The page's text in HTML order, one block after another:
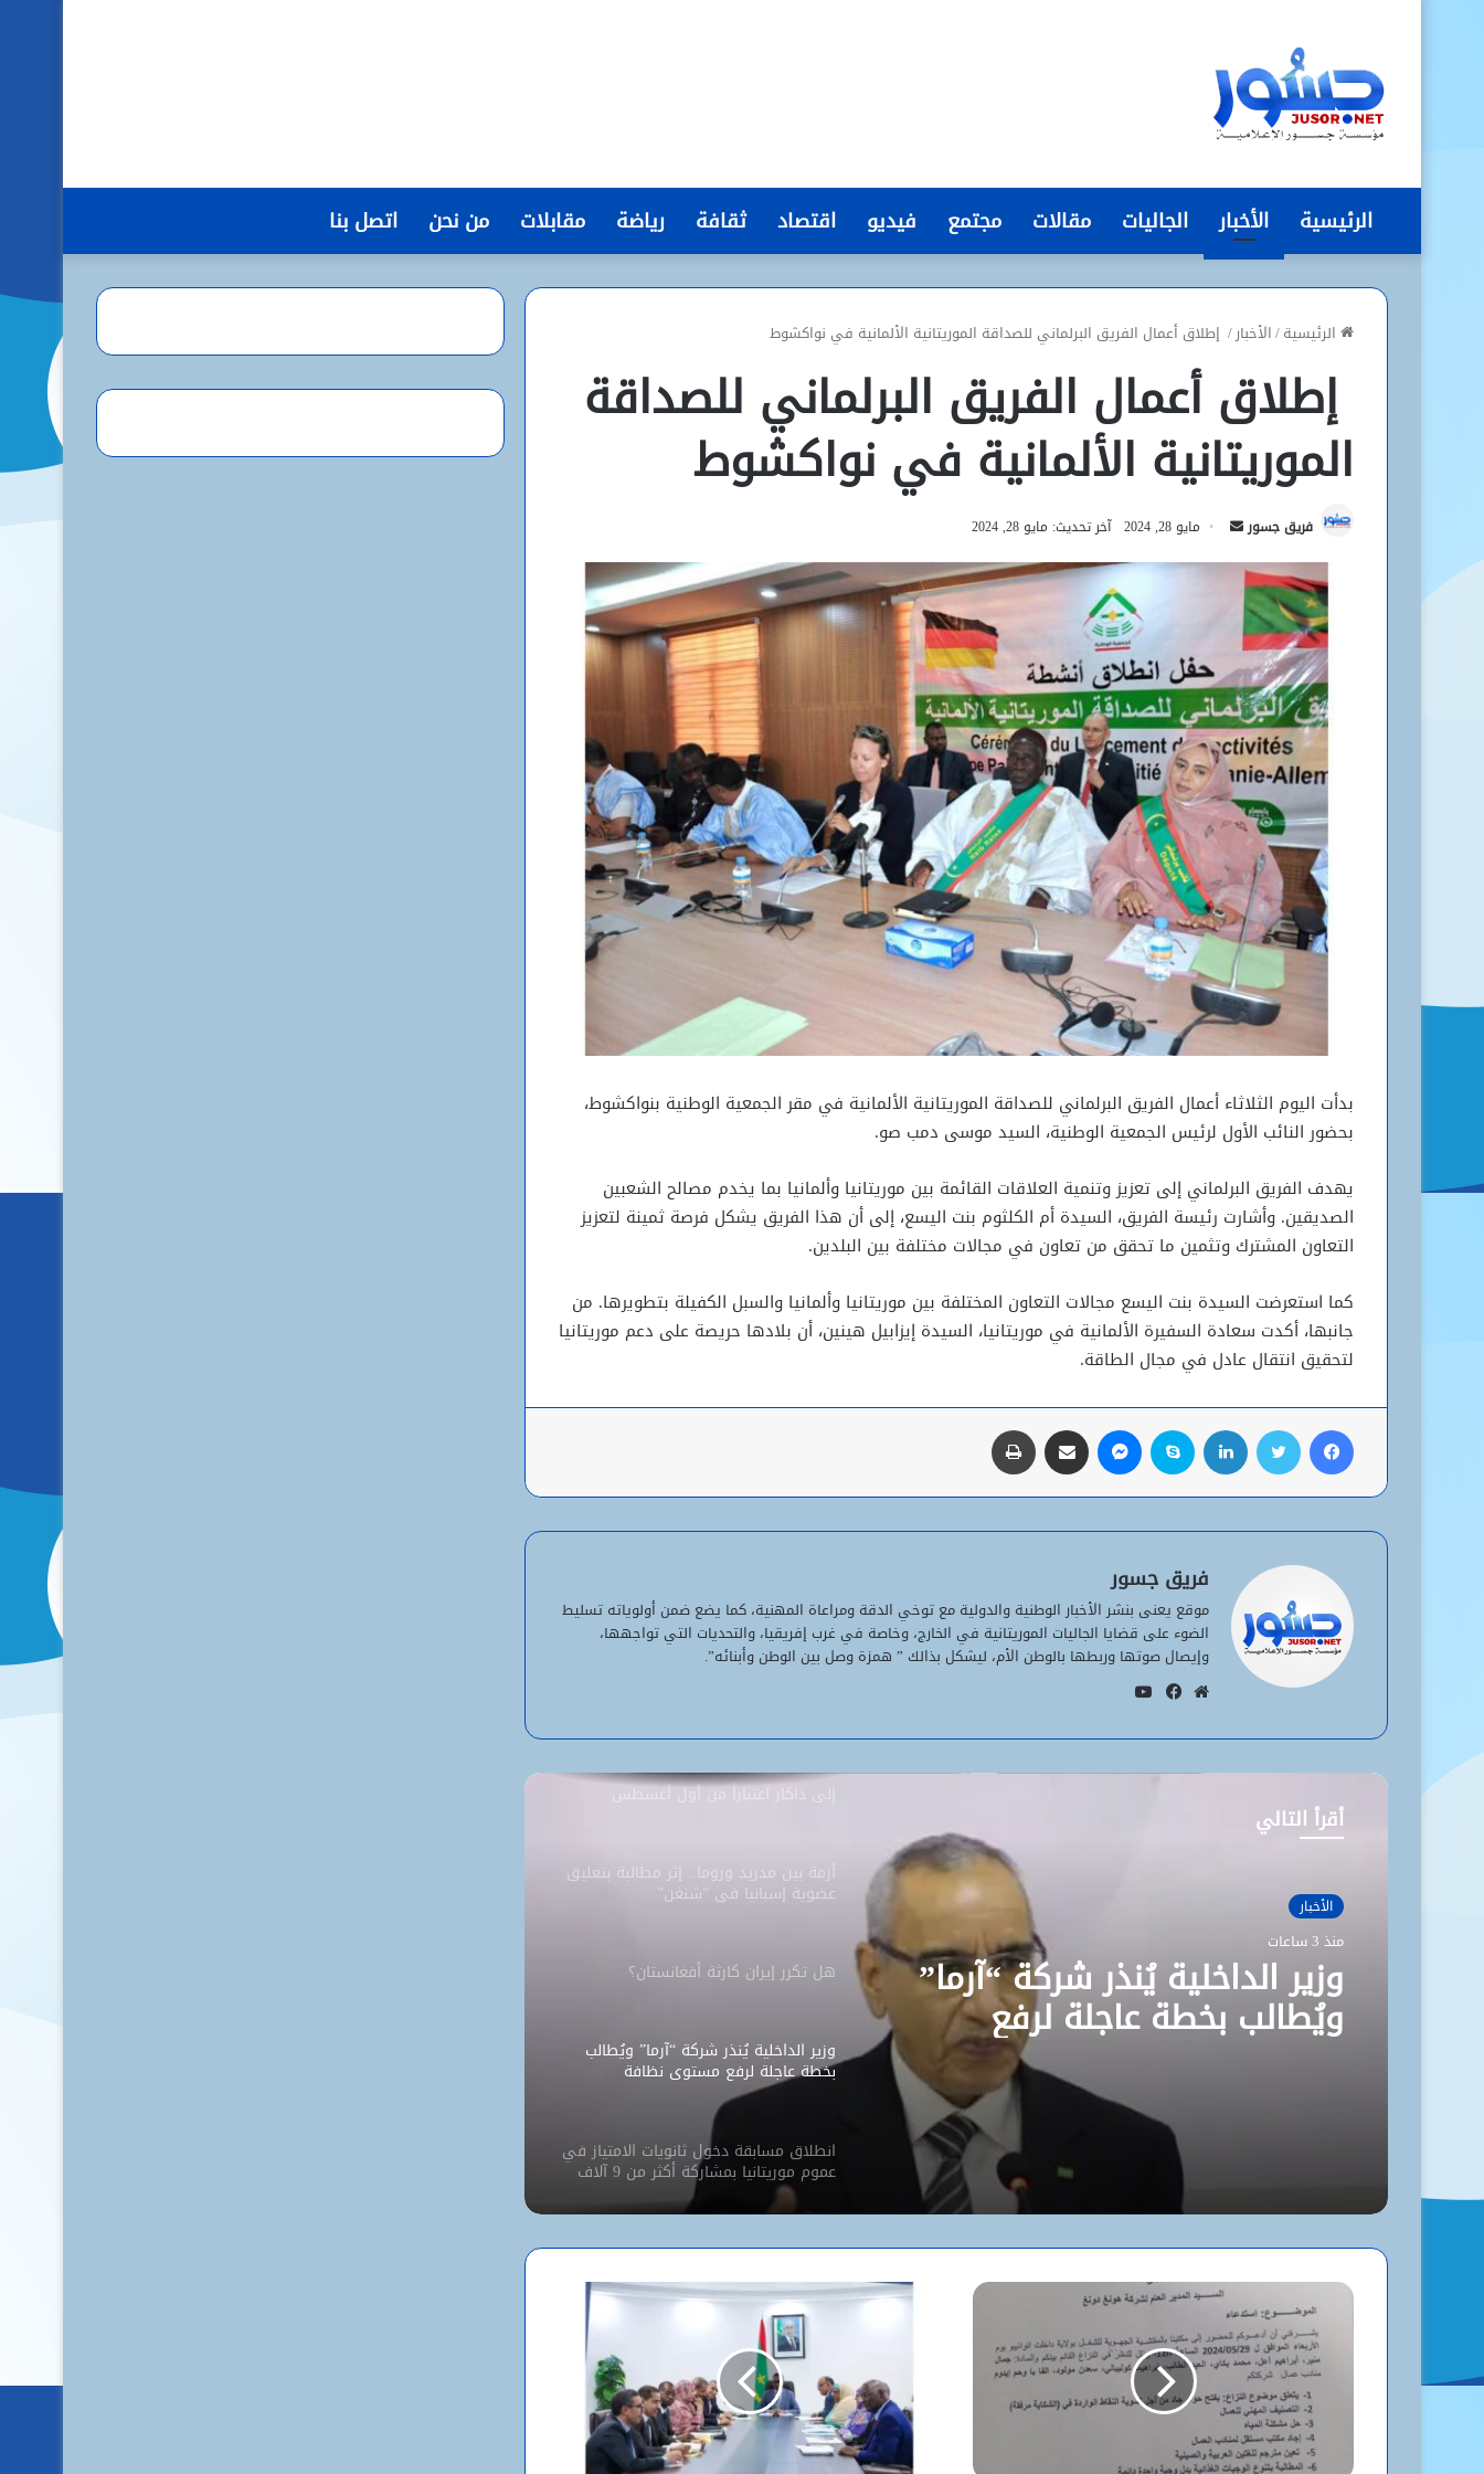
الرئيسية الأخبار الجاليات مقالات مجتمع فيديو اقتصاد ثقافة رياضة مقابلات من نحن اتصل بنا
الرئيسية/الأخبار/ إطلاق أعمال الفريق البرلماني للصداقة الموريتانية الألمانية في نواكشوط
إطلاق أعمال الفريق البرلماني للصداقة
الموريتانية الألمانية في نواكشوط
فريق جسور
أرسل
إلكترونيا
مايو 28, 2024 آخر تحديث: مايو 28, 2024
بدأت اليوم الثلاثاء أعمال الفريق البرلماني للصداقة الموريتانية الألمانية في مقر الجمعية الوطنية بنواكشوط،
بحضور النائب الأول لرئيس الجمعية الوطنية، السيد موسى دمب صو.
يهدف الفريق البرلماني إلى تعزيز وتنمية العلاقات القائمة بين موريتانيا وألمانيا بما يخدم مصالح الشعبين
الصديقين. وأشارت رئيسة الفريق، السيدة أم الكلثوم بنت اليسع، إلى أن هذا الفريق يشكل فرصة ثمينة لتعزيز
التعاون المشترك وتثمين ما تحقق من تعاون في مجالات مختلفة بين البلدين.
كما استعرضت السيدة بنت اليسع مجالات التعاون المختلفة بين موريتانيا وألمانيا والسبل الكفيلة بتطويرها. من
جانبها، أكدت سعادة السفيرة الألمانية في موريتانيا، السيدة إيزابيل هينين، أن بلادها حريصة على دعم موريتانيا
لتحقيق انتقال عادل في مجال الطاقة.
فيسبوك تويتر لينكدإن سكايب ماسنجر مشاركة عبر البريد
فريق جسور
موقع يعنى بنشر الأخبار الوطنية والدولية مع توخي الدقة ومراعاة المهنية، كما يضع ضمن أولوياته تسليط
الضوء على قضايا الجاليات الموريتانية في الخارج، وخاصة في غرب إفريقيا، والتحديات التي تواجهها،
وإيصال صوتها وربطها بالوطن الأم، ليشكل بذالك ” همزة وصل بين الوطن وأبنائه”.
الويب
أقرأ التالي
الأخبار
منذ 3 ساعات
وزير الداخلية يُنذر شركة “آرما”
ويُطالب بخطة عاجلة لرفع
مستوى نظافة نواكشوط
الحوض الشرقي وكوركول (الجمعة)
سنوات الماضية أرست أسساً لاقتصاد أكثر
استقلالية وسيادة
“بنكيلي” يتصدر خدمات الدفع الإلكتروني
السفارة الأمريكية تحيل طلبات التأشيرة
إلى داكار اعتباراً من أول أغسطس
أزمة بين مدريد وروما.. إثر مطالبة بتعليق
عضوية إسبانيا في “شنغن”
هل تكرر إيران كارثة أفغانستان؟
وزير الداخلية يُنذر شركة “آرما” ويُطالب
بخطة عاجلة لرفع مستوى نظافة
نواكشوط
انطلاق مسابقة دخول ثانويات الامتياز في
عموم موريتانيا بمشاركة أكثر من 9 آلاف
مترشح
كيف استخدم الاحتلال سلاح الإبعاد للتفرد
البيت الأبيض يفتح أخطر ملفات كورونا..
ماذا حدث داخل مختبر ووهان؟
شبكة التساقطات المطرية في ولايتي